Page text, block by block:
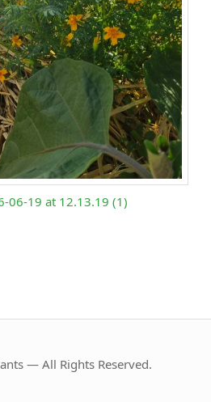
06-19 at 12.13.19 (1)
— All Rights Reserved.